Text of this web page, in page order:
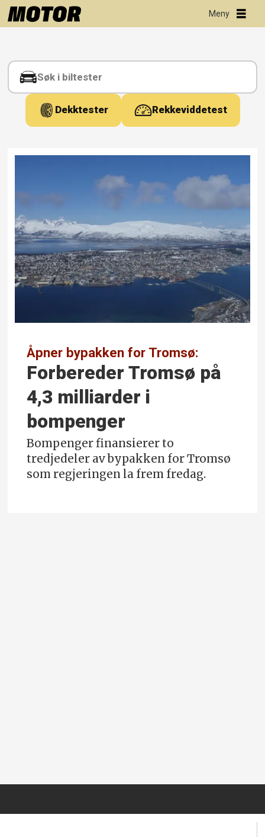
Tag:
hålogalandsveien
Dekktester Rekkeviddetest
Åpner bypakken for Tromsø:
Forbereder Tromsø på
4,3 milliarder i
bompenger
Bompenger finansierer to
tredjedeler av bypakken for Tromsø
som regjeringen la frem fredag.